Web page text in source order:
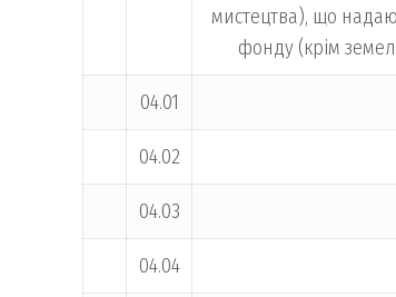
мистецтва), що
фонду (крім
04.01
04.02
04.03
04.04